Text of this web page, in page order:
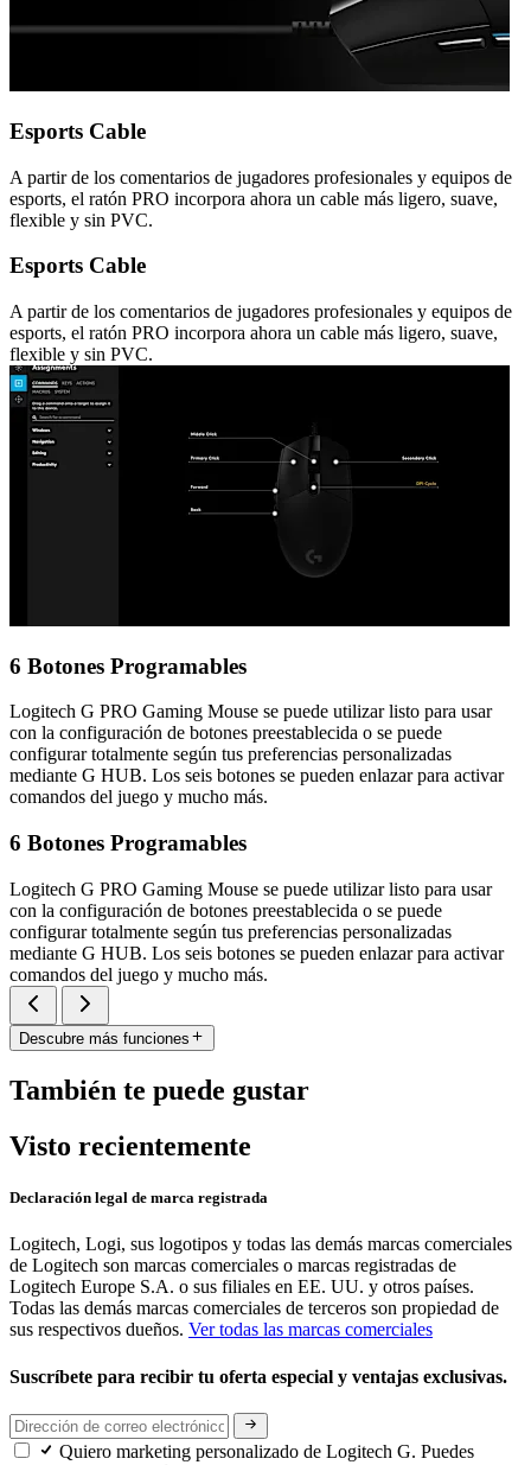
Esports Cable
A partir de los comentarios de jugadores profesionales y equipos de
esports, el ratón PRO incorpora ahora un cable más ligero, suave,
flexible y sin PVC.
Esports Cable
A partir de los comentarios de jugadores profesionales y equipos de
esports, el ratón PRO incorpora ahora un cable más ligero, suave,
flexible y sin PVC.
6 Botones Programables
Logitech G PRO Gaming Mouse se puede utilizar listo para usar
con la configuración de botones preestablecida o se puede
configurar totalmente según tus preferencias personalizadas
mediante G HUB. Los seis botones se pueden enlazar para activar
comandos del juego y mucho más.
6 Botones Programables
Logitech G PRO Gaming Mouse se puede utilizar listo para usar
con la configuración de botones preestablecida o se puede
configurar totalmente según tus preferencias personalizadas
mediante G HUB. Los seis botones se pueden enlazar para activar
comandos del juego y mucho más.
Descubre más funciones
También te puede gustar
Visto recientemente
Declaración legal de marca registrada
Logitech, Logi, sus logotipos y todas las demás marcas comerciales
de Logitech son marcas comerciales o marcas registradas de
Logitech Europe S.A. o sus filiales en EE. UU. y otros países.
Todas las demás marcas comerciales de terceros son propiedad de
sus respectivos dueños. Ver todas las marcas comerciales
Suscríbete para recibir tu oferta especial y ventajas exclusivas.
Quiero marketing personalizado de Logitech G. Puedes